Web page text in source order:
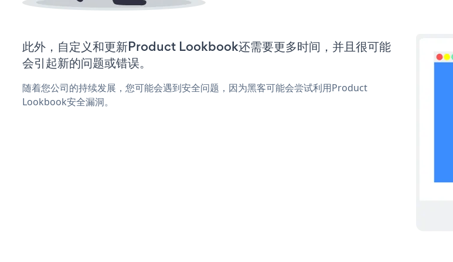
此外，自定义和更新Product Lookbook还需要更多时间，并且很可能
会引起新的问题或错误。
随着您公司的持续发展，您可能会遇到安全问题，因为黑客可能会尝试利用Product
Lookbook安全漏洞。